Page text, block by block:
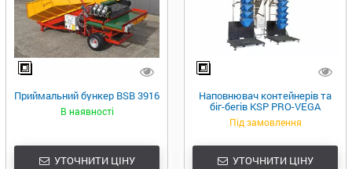
Приймальний бункер BSB 3916
В наявності
УТОЧНИТИ ЦІНУ
Наповнювач контейнерів та
біг-бегів KSP PRO-VEGA
Під замовлення
УТОЧНИТИ ЦІНУ